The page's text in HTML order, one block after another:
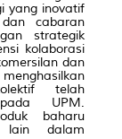
yang inovatif
cabaran
strategik
kolaborasi
dan
telah
UPM.
baharu
lain dalam